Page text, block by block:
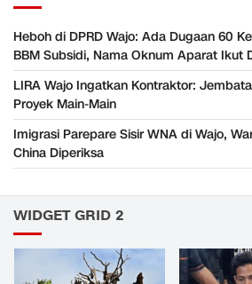
Heboh di DPRD Wajo: Ada Dugaan 60
BBM Subsidi, Nama Oknum Aparat Ikut
LIRA Wajo Ingatkan Kontraktor:
Proyek Main-Main
Imigrasi Parepare Sisir WNA di Wajo,
China Diperiksa
WIDGET GRID 2